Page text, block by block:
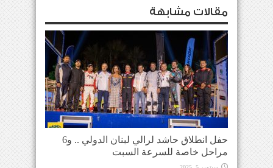
مقالات مشابهة
حفل انطلاق حاشد لرالي لبنان الدولي .. و6
مراحل خاصة للسرعة السبت